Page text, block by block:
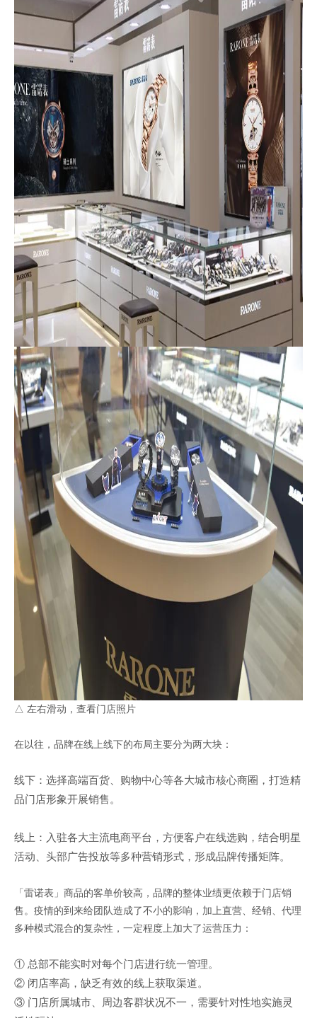
△ 左右滑动，查看门店照片
在以往，品牌在线上线下的布局主要分为两大块：
线下：选择高端百货、购物中心等各大城市核心商圈，打造精
品门店形象开展销售。
线上：入驻各大主流电商平台，方便客户在线选购，结合明星
活动、头部广告投放等多种营销形式，形成品牌传播矩阵。
「雷诺表」商品的客单价较高，品牌的整体业绩更依赖于门店销
售。疫情的到来给团队造成了不小的影响，加上直营、经销、代理
多种模式混合的复杂性，一定程度上加大了运营压力：
① 总部不能实时对每个门店进行统一管理。
② 闭店率高，缺乏有效的线上获取渠道。
③ 门店所属城市、周边客群状况不一，需要针对性地实施灵